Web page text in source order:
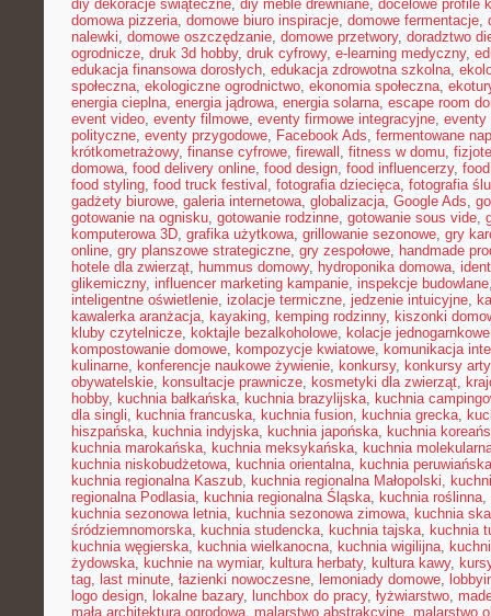
diy dekoracje świąteczne, diy meble drewniane, docelowe profile
domowa pizzeria, domowe biuro inspiracje, domowe fermentacje,
nalewki, domowe oszczędzanie, domowe przetwory, doradztwo
ogrodnicze, druk 3d hobby, druk cyfrowy, e-learning medyczny,
edukacja finansowa dorosłych, edukacja zdrowotna szkolna,
społeczna, ekologiczne ogrodnictwo, ekonomia społeczna,
energia cieplna, energia jądrowa, energia solarna, escape room
event video, eventy filmowe, eventy firmowe integracyjne, eventy
polityczne, eventy przygodowe, Facebook Ads, fermentowane
krótkometrażowy, finanse cyfrowe, firewall , fitness w domu,
domowa, food delivery online, food design, food influencerzy,
food styling, food truck festival , fotografia dziecięca, fotografia
gadżety biurowe, galeria internetowa, globalizacja, Google Ads,
gotowanie na ognisku, gotowanie rodzinne, gotowanie sous vide,
komputerowa 3D, grafika użytkowa, grillowanie sezonowe, gry
online, gry planszowe strategiczne, gry zespołowe, handmade
hotele dla zwierząt, hummus domowy, hydroponika domowa,
glikemiczny, influencer marketing kampanie, inspekcje budowlane
inteligentne oświetlenie, izolacje termiczne, jedzenie intuicyjne,
kawalerka aranżacja, kayaking, kemping rodzinny, kiszonki
kluby czytelnicze, koktajle bezalkoholowe, kolacje jednogarnkowe
kompostowanie domowe, kompozycje kwiatowe, komunikacja
kulinarne, konferencje naukowe żywienie, konkursy, konkursy
obywatelskie, konsultacje prawnicze, kosmetyki dla zwierząt,
hobby, kuchnia bałkańska, kuchnia brazylijska, kuchnia
dla singli, kuchnia francuska, kuchnia fusion, kuchnia grecka,
hiszpańska, kuchnia indyjska, kuchnia japońska, kuchnia
kuchnia marokańska, kuchnia meksykańska, kuchnia
kuchnia niskobudżetowa, kuchnia orientalna, kuchnia peruwiańska
kuchnia regionalna Kaszub, kuchnia regionalna Małopolski,
regionalna Podlasia, kuchnia regionalna Śląska, kuchnia roślinna,
kuchnia sezonowa letnia, kuchnia sezonowa zimowa, kuchnia
śródziemnomorska, kuchnia studencka, kuchnia tajska, kuchnia
kuchnia węgierska, kuchnia wielkanocna, kuchnia wigilijna,
żydowska, kuchnie na wymiar, kultura herbaty, kultura kawy,
tag, last minute, łazienki nowoczesne, lemoniady domowe,
logo design, lokalne bazary, lunchbox do pracy, łyżwiarstwo,
mała architektura ogrodowa, malarstwo abstrakcyjne, malarstwo